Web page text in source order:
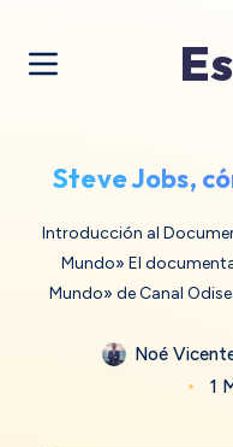
Steve Jobs,
Introducción al
Mundo» El
Mundo» de Canal
Noé
1